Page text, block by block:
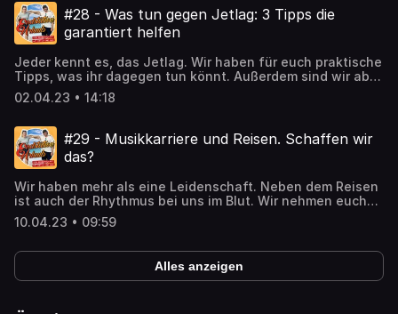
See acast.com/privacy for more information.
#28 - Was tun gegen Jetlag: 3 Tipps die
garantiert helfen
Jeder kennt es, das Jetlag. Wir haben für euch praktische
Tipps, was ihr dagegen tun könnt. Außerdem sind wir ab
jetzt noch professioneller. Wir haben uns neu aufgestellt
und im Hintergrund ein paar Stellschrauben festgezogen.
information.
02.04.23 • 14:18
#29 - Musikkarriere und Reisen. Schaffen wir
das?
Wir haben mehr als eine Leidenschaft. Neben dem Reisen
ist auch der Rhythmus bei uns im Blut. Wir nehmen euch
ab jetzt mit auf unsere musikalische Reise. Wir wollen mit
Musik Geld verdienen. Wir sprechen in dieser Folge über
sehr "wild" siehe Folge 7 - Unterwegs mit Bauchtrommel.
#musik Hosted on Acast. See acast.com/privacy for more
information.
10.04.23 • 09:59
Alles anzeigen